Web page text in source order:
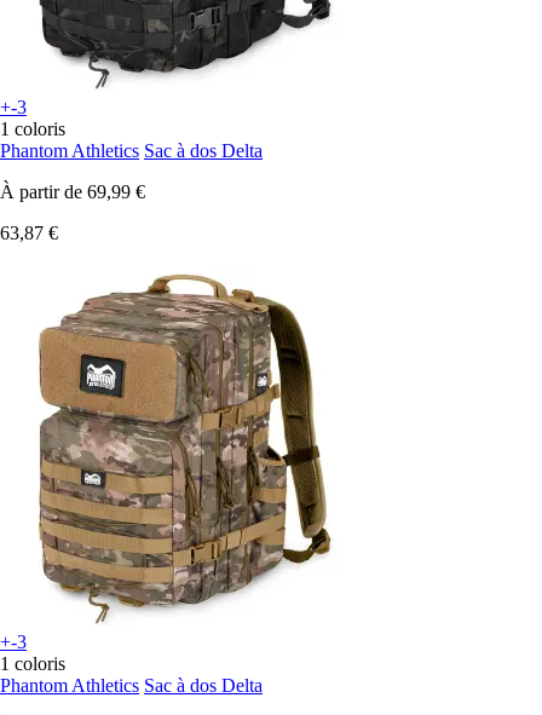
+-3
1 coloris
Phantom Athletics Sac à dos Delta
À partir de 69,99 €
63,87 €
+-3
1 coloris
Phantom Athletics Sac à dos Delta